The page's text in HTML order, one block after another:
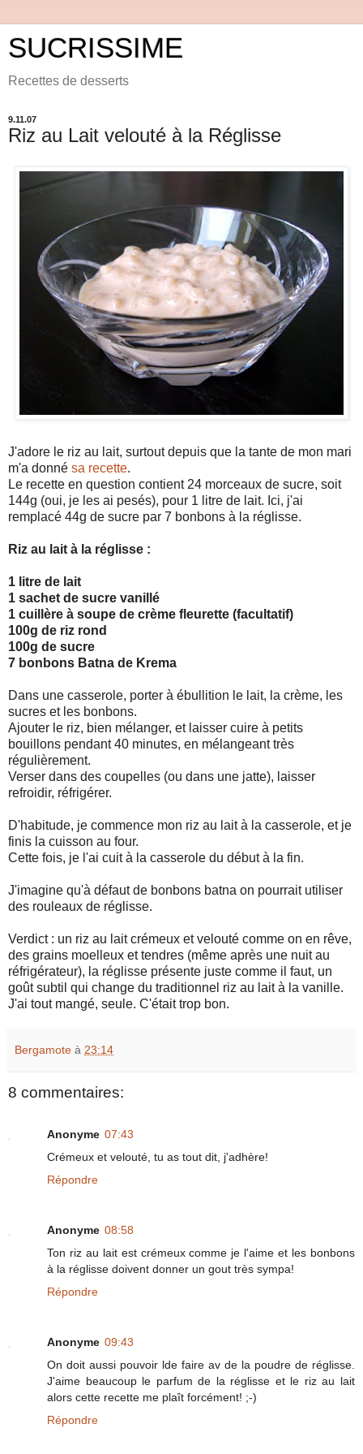
SUCRISSIME
Recettes de desserts
9.11.07
Riz au Lait velouté à la Réglisse
J'adore le riz au lait, surtout depuis que la tante de mon mari
m'a donné sa recette.
Le recette en question contient 24 morceaux de sucre, soit
144g (oui, je les ai pesés), pour 1 litre de lait. Ici, j'ai
remplacé 44g de sucre par 7 bonbons à la réglisse.
Riz au lait à la réglisse :
1 litre de lait
1 sachet de sucre vanillé
1 cuillère à soupe de crème fleurette (facultatif)
100g de riz rond
100g de sucre
7 bonbons Batna de Krema
Dans une casserole, porter à ébullition le lait, la crème, les
sucres et les bonbons.
Ajouter le riz, bien mélanger, et laisser cuire à petits
bouillons pendant 40 minutes, en mélangeant très
régulièrement.
Verser dans des coupelles (ou dans une jatte), laisser
refroidir, réfrigérer.
D'habitude, je commence mon riz au lait à la casserole, et je
finis la cuisson au four.
Cette fois, je l'ai cuit à la casserole du début à la fin.
J'imagine qu'à défaut de bonbons batna on pourrait utiliser
des rouleaux de réglisse.
Verdict : un riz au lait crémeux et velouté comme on en rêve,
des grains moelleux et tendres (même après une nuit au
réfrigérateur), la réglisse présente juste comme il faut, un
goût subtil qui change du traditionnel riz au lait à la vanille.
J'ai tout mangé, seule. C'était trop bon.
Bergamote à 23:14
8 commentaires:
Anonyme 07:43
Crémeux et velouté, tu as tout dit, j'adhère!
Répondre
Anonyme 08:58
Ton riz au lait est crémeux comme je l'aime et les bonbons
à la réglisse doivent donner un gout très sympa!
Répondre
Anonyme 09:43
On doit aussi pouvoir lde faire av de la poudre de réglisse.
J'aime beaucoup le parfum de la réglisse et le riz au lait
alors cette recette me plaît forcément! ;-)
Répondre